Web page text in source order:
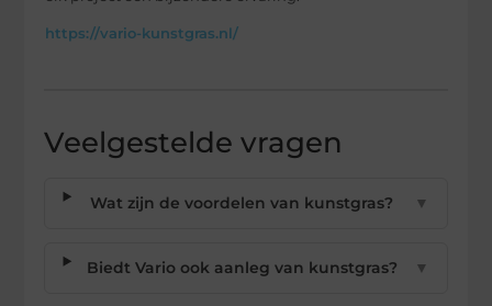
https://vario-kunstgras.nl/
Veelgestelde vragen
Wat zijn de voordelen van kunstgras? ▼
Biedt Vario ook aanleg van kunstgras? ▼